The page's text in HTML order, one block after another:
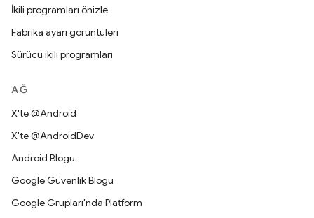
İkili programları önizle
Fabrika ayarı görüntüleri
Sürücü ikili programları
AĞ
X'te @Android
X'te @AndroidDev
Android Blogu
Google Güvenlik Blogu
Google Grupları'nda Platform